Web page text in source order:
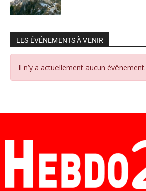
LES ÉVÉNEMENTS À VENIR
Il n’y a actuellement aucun évènement.